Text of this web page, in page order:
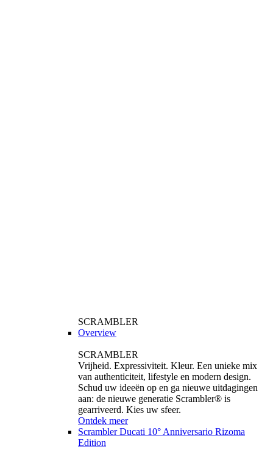
SCRAMBLER
Overview
SCRAMBLER
Vrijheid. Expressiviteit. Kleur. Een unieke mix
van authenticiteit, lifestyle en modern design.
Schud uw ideeën op en ga nieuwe uitdagingen
aan: de nieuwe generatie Scrambler® is
gearriveerd. Kies uw sfeer.
Ontdek meer
Scrambler Ducati 10° Anniversario Rizoma
Edition